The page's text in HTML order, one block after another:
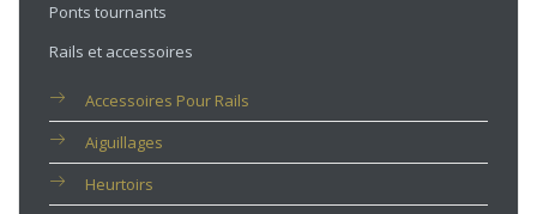
Ponts tournants
Rails et accessoires
Accessoires Pour Rails
Aiguillages
Heurtoirs